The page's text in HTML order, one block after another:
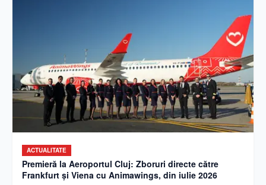
ACTUALITATE
Premieră la Aeroportul Cluj: Zboruri directe către
Frankfurt și Viena cu Animawings, din iulie 2026